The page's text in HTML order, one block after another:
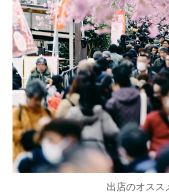
出店のオスス